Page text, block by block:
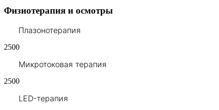
Физиотерапия и осмотры
Плазонотерапия
2500
Микротоковая терапия
2500
LED-терапия